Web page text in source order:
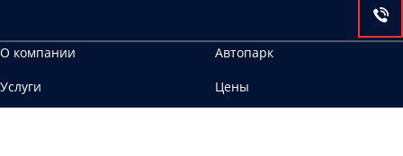
О компании
Автопарк
Услуги
Цены